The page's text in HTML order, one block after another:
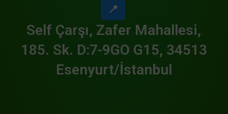
📍
Self Çarşı, Zafer Mahallesi,
185. Sk. D:7-9GO G15, 34513
Esenyurt/İstanbul